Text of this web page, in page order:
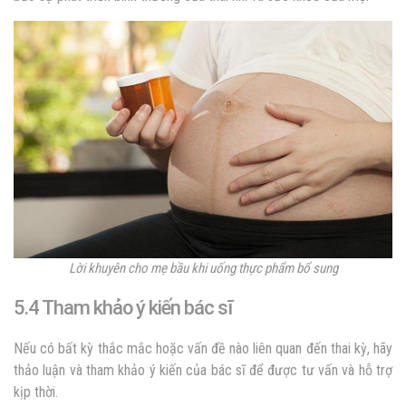
Lời khuyên cho mẹ bầu khi uống thực phẩm bổ sung
5.4 Tham khảo ý kiến bác sĩ
Nếu có bất kỳ thắc mắc hoặc vấn đề nào liên quan đến thai kỳ, hãy
thảo luận và tham khảo ý kiến của bác sĩ để được tư vấn và hỗ trợ
kịp thời.